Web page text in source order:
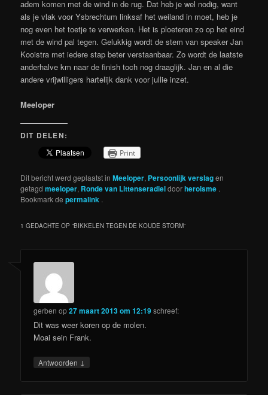
adem komen met de wind in de rug. Dat heb je wel nodig, want
als je vlak voor Ysbrechtum linksaf het weiland in moet, heb je
nog even het toetje te verwerken. Het is ploeteren zo op het eind
met de wind pal tegen. Gelukkig wordt de stem van speaker Jan
Kooistra met iedere stap beter verstaanbaar. Zo wordt de laatste
anderhalve km naar de finish toch nog draaglijk. Jan en al die
andere vrijwilligers hartelijk dank voor jullie inzet.
Meeloper
DIT DELEN:
Print
Dit bericht werd geplaatst inMeeloper, Persoonlijk verslagen
getagdmeeloper, Ronde van Littenseradieldoorheroisme .
Bookmark depermalink .
1 GEDACHTE OP “BIKKELEN TEGEN DE KOUDE STORM”
gerben op27 maart 2013 om 12:19schreef:
Dit was weer koren op de molen.
Moai sein Frank.
Antwoorden ↓